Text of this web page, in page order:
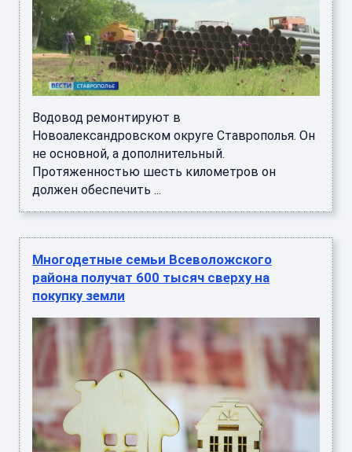
Водовод ремонтируют в
Новоалександровском округе Ставрополья. Он
не основной, а дополнительный.
Протяженностью шесть километров он
должен обеспечить ...
Многодетные семьи Всеволожского
района получат 600 тысяч сверху на
покупку земли